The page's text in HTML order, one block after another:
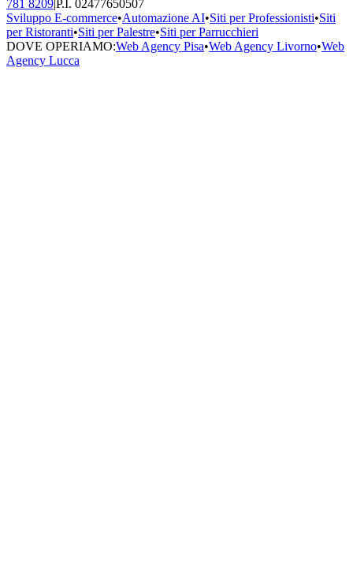
781 8209 P.I. 02477650507
Sviluppo E-commerce•Automazione AI•Siti per Professionisti•Siti
per Ristoranti•Siti per Palestre•Siti per Parrucchieri
DOVE OPERIAMO:Web Agency Pisa•Web Agency Livorno•Web
Agency Lucca